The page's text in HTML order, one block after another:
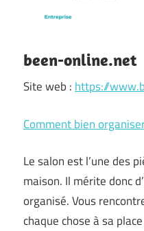
been-online.net
Site web : https://
Comment bien
Le salon est l’une des
maison. Il mérite donc
organisé. Vous
chaque chose à sa